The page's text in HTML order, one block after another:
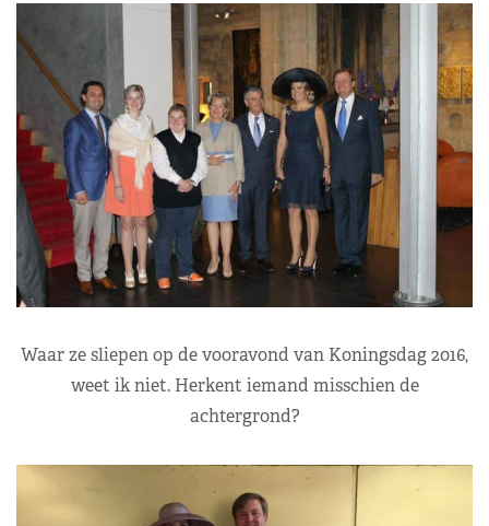
Waar ze sliepen op de vooravond van Koningsdag 2016,
weet ik niet. Herkent iemand misschien de
achtergrond?